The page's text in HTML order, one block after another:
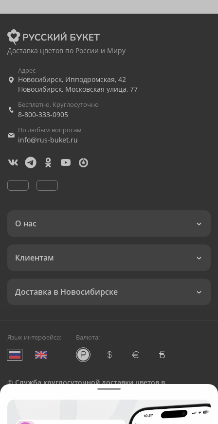
Доставка цветов по России и Миру
Адрес
Новосибирск, Ипподромская, 42
Новосибирск, Московская улица, 77
Бесплатно. Круглосуточно
8-800-333-0905
По любым вопросам
info@rus-buket.ru
О нас
Клиентам
Доставка в Новосибирске
Язык интерфейса: Валюта:
©Служба круглосуточной доставки цветов в
Русский Букет, 2026
Общество с ограниченной ответственностью «Технология»